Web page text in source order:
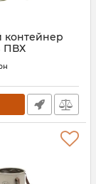
контейнер
ПВХ